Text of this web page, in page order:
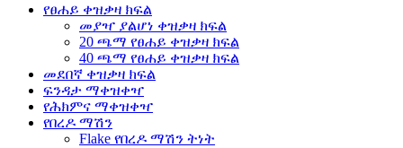
የፀሐይ ቀዝቃዛ ክፍል
መያዣ ያልሆነ ቀዝቃዛ ክፍል
20 ጫማ የፀሐይ ቀዝቃዛ ክፍል
40 ጫማ የፀሐይ ቀዝቃዛ ክፍል
መደበኛ ቀዝቃዛ ክፍል
ፍንዳታ ማቀዝቀዣ
የሕክምና ማቀዝቀዣ
የበረዶ ማሽን
Flake የበረዶ ማሽን ትነት